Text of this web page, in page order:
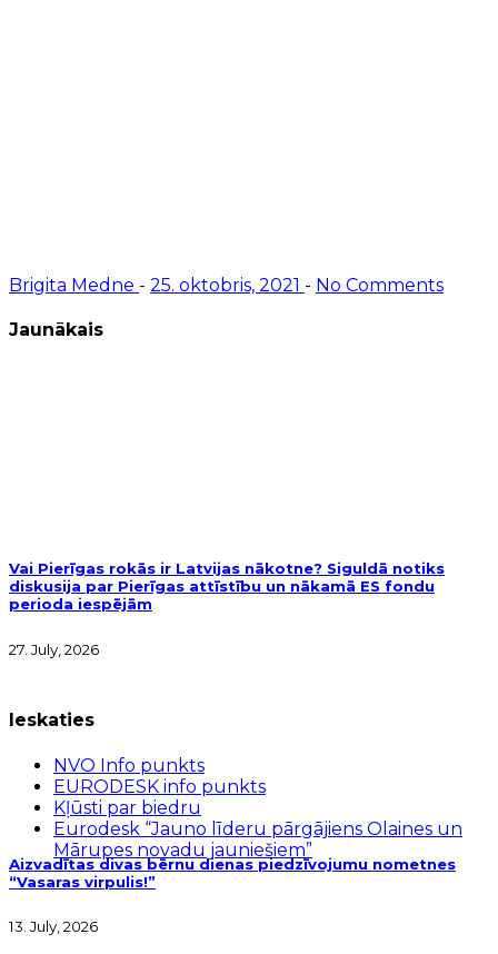
Brigita Medne - 25. oktobris, 2021 - No Comments
Jaunākais
Vai Pierīgas rokās ir Latvijas nākotne? Siguldā notiks
diskusija par Pierīgas attīstību un nākamā ES fondu
perioda iespējām
27. July, 2026
Aizvadītas divas bērnu dienas piedzīvojumu nometnes
“Vasaras virpulis!”
13. July, 2026
Ieskaties
NVO Info punkts
EURODESK info punkts
Kļūsti par biedru
Eurodesk “Jauno līderu pārgājiens Olaines un
Mārupes novadu jauniešiem”